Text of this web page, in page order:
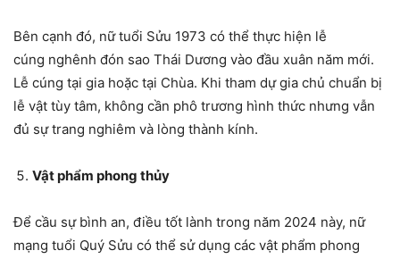
Bên cạnh đó, nữ tuổi Sửu 1973 có thể thực hiện lễ
cúng nghênh đón sao Thái Dương vào đầu xuân năm mới.
Lễ cúng tại gia hoặc tại Chùa. Khi tham dự gia chủ chuẩn bị
lễ vật tùy tâm, không cần phô trương hình thức nhưng vẫn
đủ sự trang nghiêm và lòng thành kính.
Vật phẩm phong thủy
Để cầu sự bình an, điều tốt lành trong năm 2024 này, nữ
mạng tuổi Quý Sửu có thể sử dụng các vật phẩm phong